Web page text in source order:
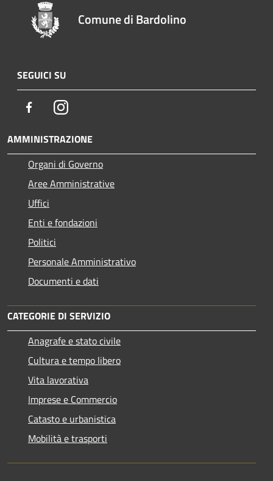
Comune di Bardolino
SEGUICI SU
FacebookInstagram
AMMINISTRAZIONE
Organi di Governo
Aree Amministrative
Uffici
Enti e fondazioni
Politici
Personale Amministrativo
Documenti e dati
CATEGORIE DI SERVIZIO
Anagrafe e stato civile
Cultura e tempo libero
Vita lavorativa
Imprese e Commercio
Catasto e urbanistica
Mobilità e trasporti